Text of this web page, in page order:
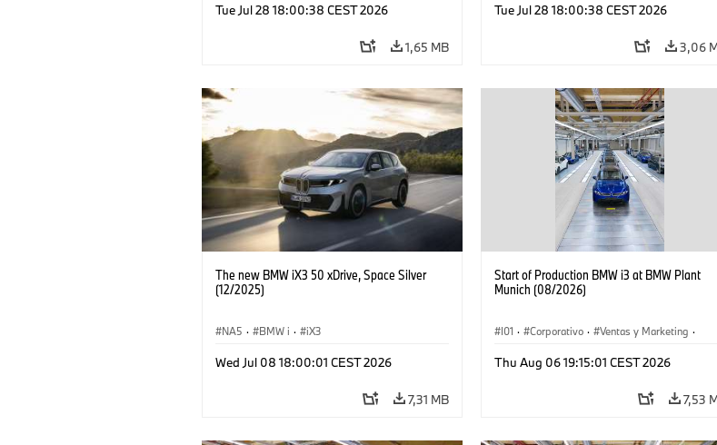
Tue Jul 28 18:00:38 CEST 2026
1,65 MB
Tue Jul 28 18:00:38 CEST 2026
3,06
The new BMW iX3 50 xDrive, Space Silver
(12/2025)
NA5 · BMW i · iX3
Wed Jul 08 18:00:01 CEST 2026
7,31 MB
Start of Production BMW i3 at BMW Plant
Munich (08/2026)
I01 · Corporativo · Ventas y Marketing ·
Thu Aug 06 19:15:01 CEST 2026
7,53